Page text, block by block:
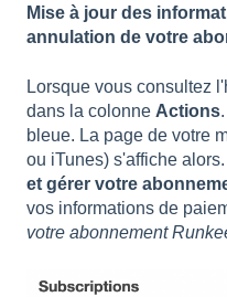
Mise à jour des
annulation de votre
Lorsque vous consultez
dans la colonne Actions
bleue. La page de votre
ou iTunes) s'affiche
et gérer votre
vos informations de
votre abonnement